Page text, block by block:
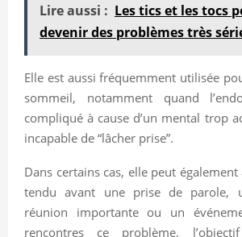
Lire aussi : Les tics et les tocs
devenir des problèmes très
Elle est aussi fréquemment utilisée
sommeil, notamment quand
compliqué à cause d’un mental trop
incapable de “lâcher prise”.
Dans certains cas, elle peut
tendu avant une prise de parole,
réunion importante ou un
rencontres ce problème,